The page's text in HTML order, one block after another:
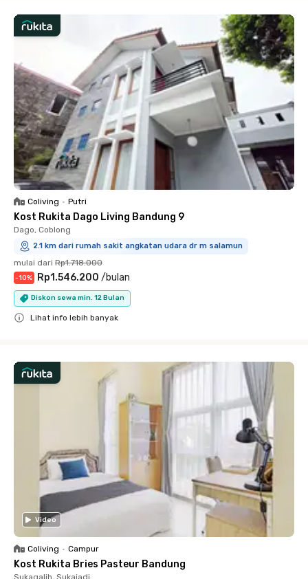
Coliving • Putri
Kost Rukita Dago Living Bandung 9
Dago, Coblong
2.1 km dari rumah sakit angkatan udara dr m salamun
mulai dari Rp1.718.000
-10% Rp1.546.200 /bulan
Diskon sewa min. 12 Bulan
Lihat info lebih banyak
Video
Coliving • Campur
Kost Rukita Bries Pasteur Bandung
Sukagalih, Sukajadi